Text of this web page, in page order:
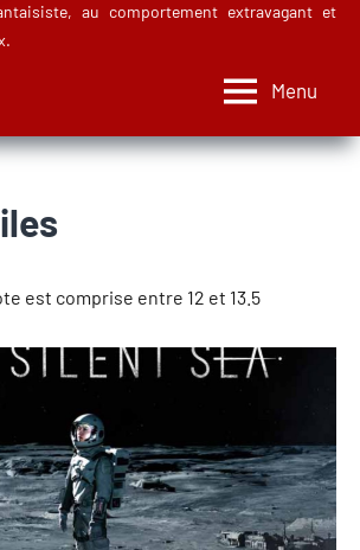
au comportement extravagant et
Menu
est comprise entre 12 et 13.5